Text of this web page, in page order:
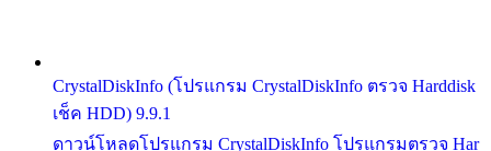
CrystalDiskInfo (โปรแกรม CrystalDiskInfo ตรวจ Harddisk
เช็ค HDD) 9.9.1
ดาวน์โหลดโปรแกรม CrystalDiskInfo โปรแกรมตรวจ Har